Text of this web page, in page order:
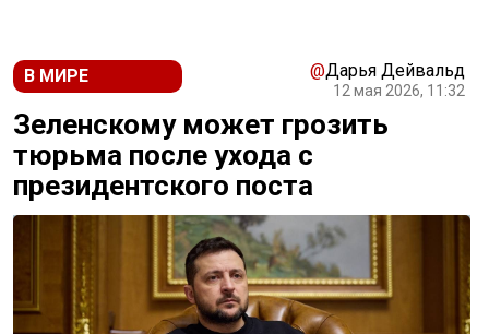
В МИРЕ @Дарья Дейвальд
12 мая 2026, 11:32
Зеленскому может грозить
тюрьма после ухода с
президентского поста